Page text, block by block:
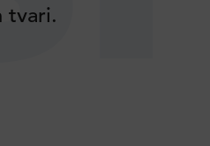
tvari.